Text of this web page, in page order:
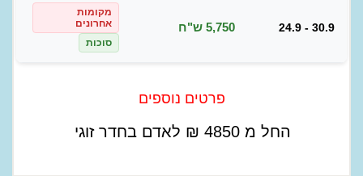
24.9 - 30.9 5,750 ש"ח
מקומות
אחרונים
סוכות
פרטים נוספים
החל מ 4850
₪ לאדם בחדר זוגי